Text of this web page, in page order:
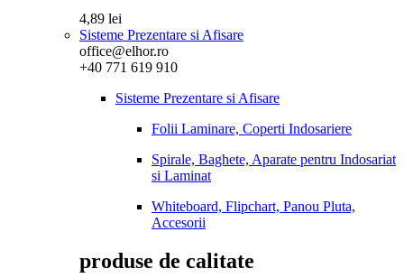
4,89 lei
Sisteme Prezentare si Afisare
office@elhor.ro
+40 771 619 910
Sisteme Prezentare si Afisare
Folii Laminare, Coperti Indosariere
Spirale, Baghete, Aparate pentru Indosariat
si Laminat
Whiteboard, Flipchart, Panou Pluta,
Accesorii
produse de calitate